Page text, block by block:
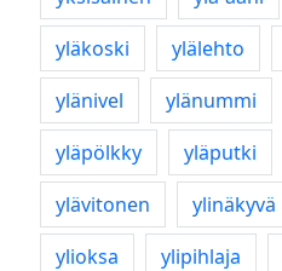
yläkoski
ylälehto
ylänivel
ylänummi
yläpölkky
yläputki
ylävitonen
ylinäkyvä
ylioksa
ylipihlaja